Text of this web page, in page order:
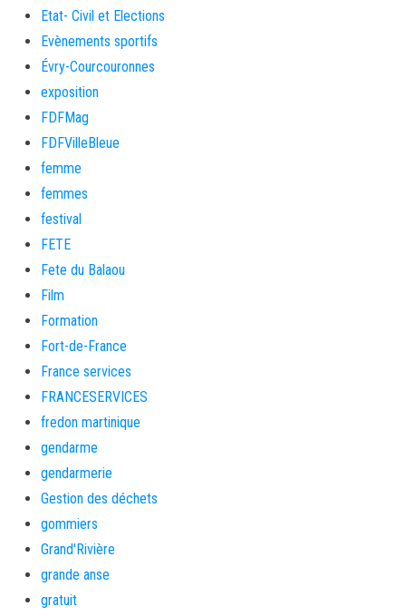
Etat- Civil et Elections
Evènements sportifs
Évry-Courcouronnes
exposition
FDFMag
FDFVilleBleue
femme
femmes
festival
FETE
Fete du Balaou
Film
Formation
Fort-de-France
France services
FRANCESERVICES
fredon martinique
gendarme
gendarmerie
Gestion des déchets
gommiers
Grand'Rivière
grande anse
gratuit